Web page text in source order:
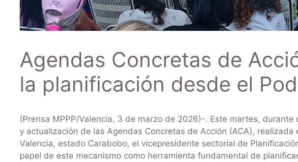
Agendas Concretas de
la planificación desde el
(Prensa MPPP/Valencia, 3 de marzo de 2026)-. Este martes,
y actualización de las Agendas Concretas de Acción (ACA), realizada
Valencia, estado Carabobo, el vicepresidente sectorial de
papel de este mecanismo como herramienta fundamental de